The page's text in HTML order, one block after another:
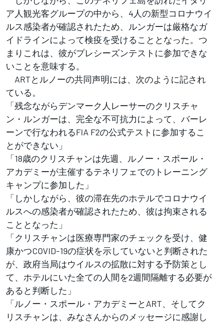
ア人観光客グループの中から、4人の新型コロナウイ
ルス感染者が確認されたため、ルンガーは厳格なガ
イドラインによって検疫を受けることとなった。つ
まりこれは、彼がプレシーズンテストに参加できな
いことを意味する。
ARTとルノーの共同声明には、次のように記され
ている。
「残念ながらデンマーク人レーサーのクリスチャ
ン・ルンガーは、完全な不可抗力によって、バーレ
ーンで行なわれるFIA F2の公式テストに参加するこ
とができない」
「18歳のクリスチャンは先週、ルノー・スポール・
アカデミーが主催するテネリフェでのトレーニング
キャンプに参加した」
「しかしながら、彼の滞在先のホテルでコロナウイ
ルスへの感染者が確認されたため、彼は拘束される
こととなった」
「クリスチャンは医療専門家のチェックを受け、健
康かつCOVID-19の症状を示していないと判断された
が、政府当局はウイルスの拡散に対する予防策とし
て、ホテルにいた全ての人間を2週間隔離する必要が
あると判断した」
「ルノー・スポール・アカデミーとART、そしてク
リスチャンは、みなさんからのメッセージに感謝し